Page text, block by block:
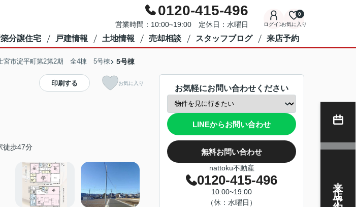
0120-415-496
営業時間：10:00~19:00 定休日：水曜日 ログインお気に入り
0
分譲住宅 戸建情報 土地情報 売却相談 スタッフブログ 来店予約
宮市淀平町第2第2期 全4棟 5号棟 5号棟
徒歩47分
印刷する お気に入り
お気軽にお問い合わせください
LINEからお問い合わせ
無料お問い合わせ
nattoku不動産
0120-415-496
10:00~19:00
（休：水曜日）
来店予約